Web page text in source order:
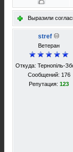
Выразили
stref
Ветеран
Откуда: Тернопіль-
Сообщений: 176
Репутация: 123